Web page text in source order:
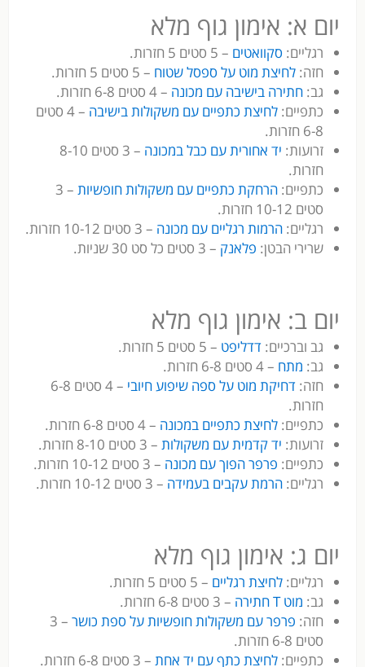
יום א: אימון גוף מלא
רגליים: סקוואטים – 5 סטים 5 חזרות.
חזה: לחיצת מוט על ספסל שטוח – 5 סטים 5 חזרות.
גב: חתירה בישיבה עם מכונה – 4 סטים 6-8 חזרות.
כתפיים: לחיצת כתפיים עם משקולות בישיבה
– 4 סטים
6-8 חזרות.
זרועות: יד אחורית עם כבל במכונה
– 3 סטים 8-10
חזרות.
כתפיים: הרחקת כתפיים עם משקולות חופשיות
– 3
סטים 10-12 חזרות.
רגליים: הרמות רגליים עם מכונה – 3 סטים 10-12 חזרות.
שרירי הבטן: פלאנק – 3 סטים כל סט 30 שניות.
יום ב: אימון גוף מלא
גב וברכיים: דדליפט – 5 סטים 5 חזרות.
גב: מתח – 4 סטים 6-8 חזרות.
חזה: דחיקת מוט על ספה שיפוע חיובי
– 4 סטים 6-8
חזרות.
כתפיים: לחיצת כתפיים במכונה – 4 סטים 6-8 חזרות.
זרועות: יד קדמית עם משקולות – 3 סטים 8-10 חזרות.
כתפיים: פרפר הפוך עם מכונה – 3 סטים 10-12 חזרות.
רגליים: הרמת עקבים בעמידה – 3 סטים 10-12 חזרות.
יום ג: אימון גוף מלא
רגליים: לחיצת רגליים – 5 סטים 5 חזרות.
גב: מוט T חתירה
– 3 סטים 6-8 חזרות.
חזה: פרפר עם משקולות חופשיות על ספת כושר
– 3
סטים 6-8 חזרות.
כתפיים: לחיצת כתף עם יד אחת – 3 סטים 6-8 חזרות.